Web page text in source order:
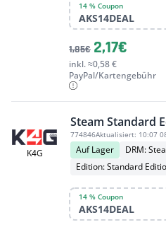
14 % Coupon
AKS14DEAL
1,85€ 2,17€
inkl. ≈0,58 €
PayPal/Kartengebühr
K4G
Steam Standard
774846Aktualisiert: 10:07
Auf Lager DRM:
Edition: Standard
14 % Coupon
AKS14DEAL